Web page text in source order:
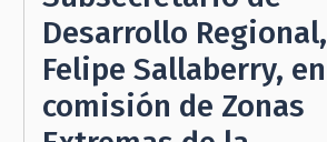
Desarrollo Regional,
Felipe Sallaberry, en
comisión de Zonas